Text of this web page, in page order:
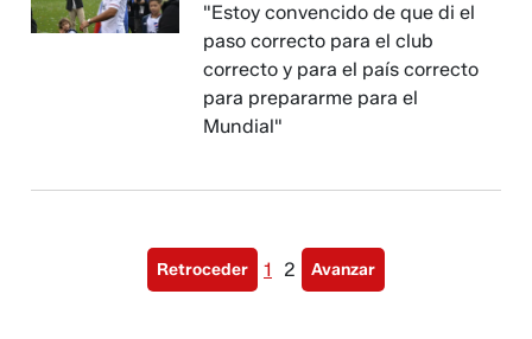
"Estoy convencido de que di el
paso correcto para el club
correcto y para el país correcto
para prepararme para el
Mundial"
Retroceder 1 2 Avanzar